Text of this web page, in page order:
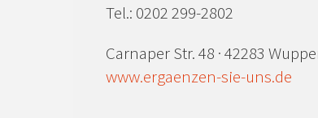
Tel.: 0202 299-2802
Carnaper Str. 48 · 42283
www.ergaenzen-sie-uns.de